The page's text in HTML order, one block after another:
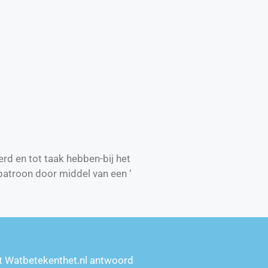
en tot taak hebben-bij het
door middel van een ‘
Watbetekenthet.nl antwoord